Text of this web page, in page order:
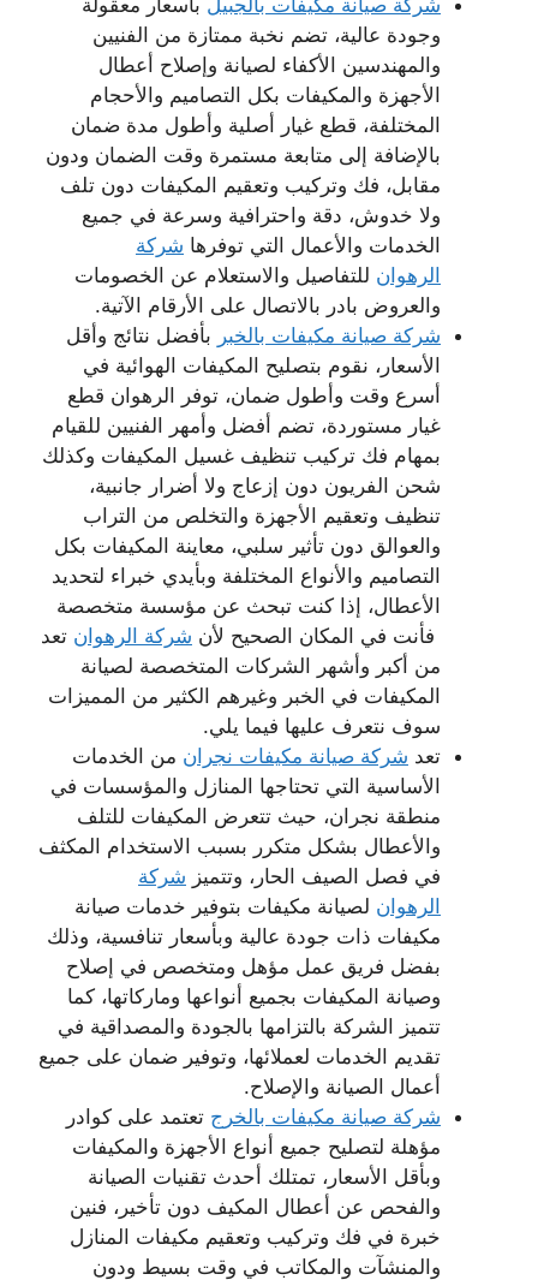
وجودة عالية، تضم نخبة ممتازة من الفنيين
والمهندسين الأكفاء لصيانة وإصلاح أعطال
الأجهزة والمكيفات بكل التصاميم والأحجام
المختلفة، قطع غيار أصلية وأطول مدة ضمان
بالإضافة إلى متابعة مستمرة وقت الضمان ودون
مقابل، فك وتركيب وتعقيم المكيفات دون تلف
ولا خدوش، دقة واحترافية وسرعة في جميع
الخدمات والأعمال التي توفرها شركة
الرهوان للتفاصيل والاستعلام عن الخصومات
والعروض بادر بالاتصال على الأرقام الآتية.
شركة صيانة مكيفات بالخبر بأفضل نتائج وأقل
الأسعار، نقوم بتصليح المكيفات الهوائية في
أسرع وقت وأطول ضمان، توفر الرهوان قطع
غيار مستوردة، تضم أفضل وأمهر الفنيين للقيام
بمهام فك تركيب تنظيف غسيل المكيفات وكذلك
شحن الفريون دون إزعاج ولا أضرار جانبية،
تنظيف وتعقيم الأجهزة والتخلص من التراب
والعوالق دون تأثير سلبي، معاينة المكيفات بكل
التصاميم والأنواع المختلفة وبأيدي خبراء لتحديد
الأعطال، إذا كنت تبحث عن مؤسسة متخصصة
فأنت في المكان الصحيح لأن شركة الرهوان تعد
من أكبر وأشهر الشركات المتخصصة لصيانة
المكيفات في الخبر وغيرهم الكثير من المميزات
سوف نتعرف عليها فيما يلي.
تعد شركة صيانة مكيفات نجران من الخدمات
الأساسية التي تحتاجها المنازل والمؤسسات في
منطقة نجران، حيث تتعرض المكيفات للتلف
والأعطال بشكل متكرر بسبب الاستخدام المكثف
في فصل الصيف الحار، وتتميز شركة
الرهوان لصيانة مكيفات بتوفير خدمات صيانة
مكيفات ذات جودة عالية وبأسعار تنافسية، وذلك
بفضل فريق عمل مؤهل ومتخصص في إصلاح
وصيانة المكيفات بجميع أنواعها وماركاتها، كما
تتميز الشركة بالتزامها بالجودة والمصداقية في
تقديم الخدمات لعملائها، وتوفير ضمان على جميع
أعمال الصيانة والإصلاح.
شركة صيانة مكيفات بالخرج تعتمد على كوادر
مؤهلة لتصليح جميع أنواع الأجهزة والمكيفات
وبأقل الأسعار، تمتلك أحدث تقنيات الصيانة
والفحص عن أعطال المكيف دون تأخير، فنين
خبرة في فك وتركيب وتعقيم مكيفات المنازل
والمنشآت والمكاتب في وقت بسيط ودون